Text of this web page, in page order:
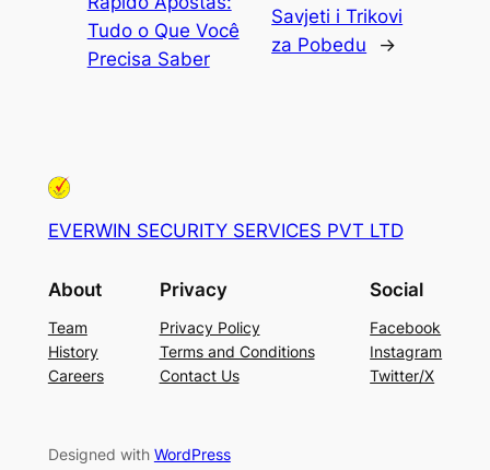
Tudo o Que Você
Precisa Saber
Savjeti i Trikovi
za Pobedu
→
EVERWIN SECURITY SERVICES PVT LTD
About
Team
History
Careers
Privacy
Privacy Policy
Terms and Conditions
Contact Us
Social
Facebook
Instagram
Twitter/X
Designed with WordPress